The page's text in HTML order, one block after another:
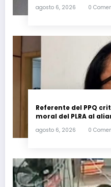
agosto 6, 2026 0
Referente del PPQ
moral del PLRA al
agosto 6, 2026 0